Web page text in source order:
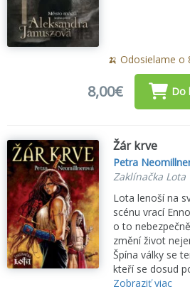
🍌 Odosielame o
8,00€ Do
Žár krve
Petra
Zaklínačka Lota
Lota lenoší na
scénu vrací
o to
změní život
Špína války se
kteří se dosud
Zobraziť viac